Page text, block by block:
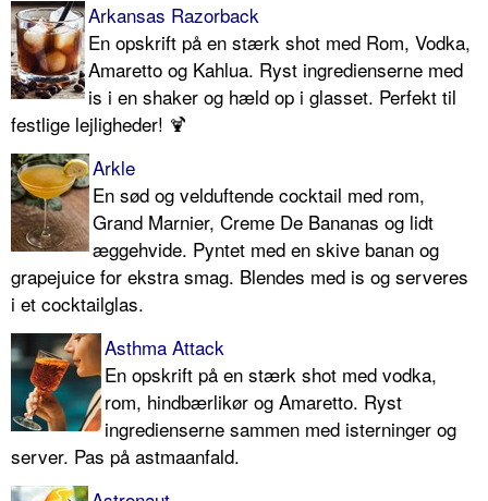
Arkansas Razorback
En opskrift på en stærk shot med Rom, Vodka,
Amaretto og Kahlua. Ryst ingredienserne med
is i en shaker og hæld op i glasset. Perfekt til
festlige lejligheder! 🍹
Arkle
En sød og velduftende cocktail med rom,
Grand Marnier, Creme De Bananas og lidt
æggehvide. Pyntet med en skive banan og
grapejuice for ekstra smag. Blendes med is og serveres
i et cocktailglas.
Asthma Attack
En opskrift på en stærk shot med vodka,
rom, hindbærlikør og Amaretto. Ryst
ingredienserne sammen med isterninger og
server. Pas på astmaanfald.